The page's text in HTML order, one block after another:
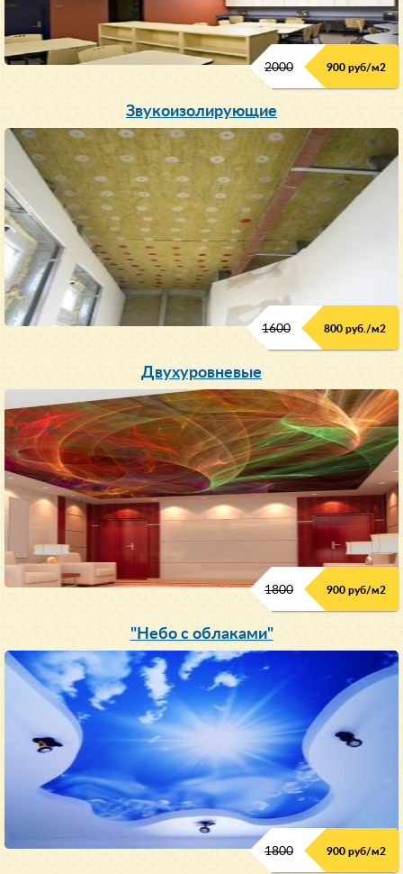
2000 900 руб/м2
Звукоизолирующие
1600 800 руб./м2
Двухуровневые
1800 900 руб/м2
"Небо с облаками"
1800 900 руб/м2